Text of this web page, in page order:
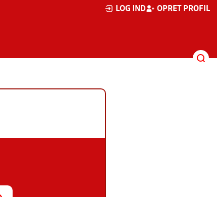
LOG IND OPRET PROFIL